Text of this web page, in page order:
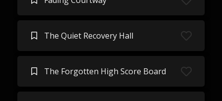
The Quiet Recovery Hall
The Forgotten High Score Board